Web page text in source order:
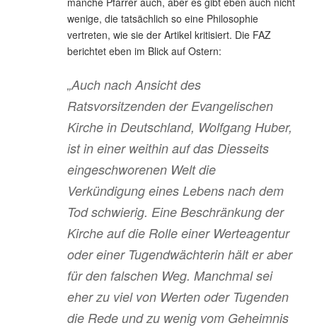
wenige, die tatsächlich so eine Philosophie
vertreten, wie sie der Artikel kritisiert. Die FAZ
berichtet eben im Blick auf Ostern:
„Auch nach Ansicht des
Ratsvorsitzenden der Evangelischen
Kirche in Deutschland, Wolfgang Huber,
ist in einer weithin auf das Diesseits
eingeschworenen Welt die
Verkündigung eines Lebens nach dem
Tod schwierig. Eine Beschränkung der
Kirche auf die Rolle einer Werteagentur
oder einer Tugendwächterin hält er aber
für den falschen Weg. Manchmal sei
eher zu viel von Werten oder Tugenden
die Rede und zu wenig vom Geheimnis